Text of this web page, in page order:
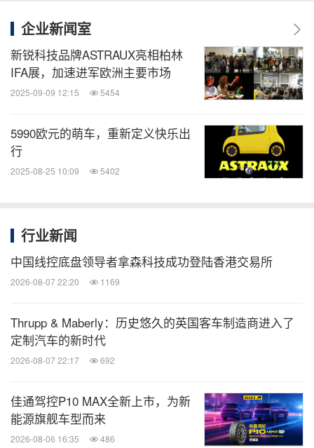
企业新闻室
新锐科技品牌ASTRAUX亮相柏林
IFA展，加速进军欧洲主要市场
2025-09-09 12:15 5454
5990欧元的萌车，重新定义快乐出
行
2025-08-25 10:09 5402
行业新闻
中国线控底盘领导者拿森科技成功登陆香港交易所
2026-08-07 22:20 1169
Thrupp & Maberly：历史悠久的英国客车制造商进入了
定制汽车的新时代
2026-08-07 22:17 692
佳通驾控P10 MAX全新上市，为新
能源旗舰车型而来
2026-08-06 16:35 486